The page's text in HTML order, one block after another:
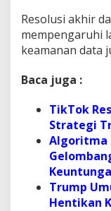
Resolusi akhir
mempengaruhi
keamanan data
Baca juga :
TikTok
Strategi
Algoritma
Trump
Hentikan